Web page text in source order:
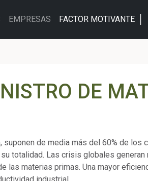
EMPRESAS FACTOR MOTIVANTE
DE
suponen de media más del 60% de los
totalidad. Las crisis globales
las materias primas. Una mayor